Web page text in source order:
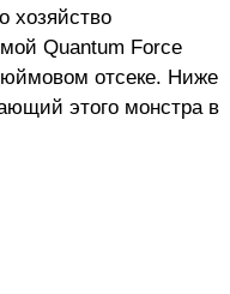
хозяйство
Quantum Force
отсеке. Ниже
этого монстра в